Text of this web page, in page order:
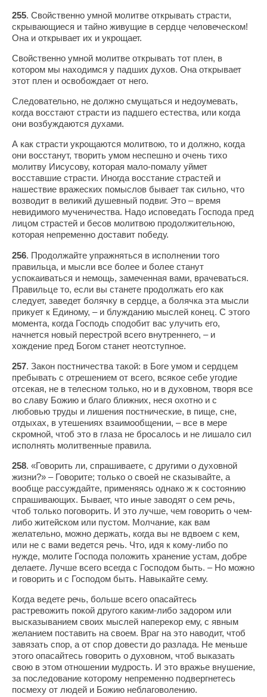
255. Свойственно умной молитве открывать страсти,
скрывающиеся и тайно живущие в сердце человеческом!
Она и открывает их и укрощает.
Свойственно умной молитве открывать тот плен, в
котором мы находимся у падших духов. Она открывает
этот плен и освобождает от него.
Следовательно, не должно смущаться и недоумевать,
когда восстают страсти из падшего естества, или когда
они возбуждаются духами.
А как страсти укрощаются молитвою, то и должно, когда
они восстанут, творить умом неспешно и очень тихо
молитву Иисусову, которая мало-помалу уймет
восставшие страсти. Иногда восстание страстей и
нашествие вражеских помыслов бывает так сильно, что
возводит в великий душевный подвиг. Это – время
невидимого мученичества. Надо исповедать Господа пред
лицом страстей и бесов молитвою продолжительною,
которая непременно доставит победу.
256. Продолжайте упражняться в исполнении того
правильца, и мысли все более и более станут
успокаиваться и немощь, замеченная вами, врачеваться.
Правильце то, если вы станете продолжать его как
следует, заведет болячку в сердце, а болячка эта мысли
прикует к Единому, – и блужданию мыслей конец. С этого
момента, когда Господь сподобит вас улучить его,
начнется новый перестрой всего внутреннего, – и
хождение пред Богом станет неотступное.
257. Закон постничества такой: в Боге умом и сердцем
пребывать с отрешением от всего, всякое себе угодие
отсекая, не в телесном только, но и в духовном, творя все
во славу Божию и благо ближних, неся охотно и с
любовью труды и лишения постнические, в пище, сне,
отдыхах, в утешениях взаимообщении, – все в мере
скромной, чтоб это в глаза не бросалось и не лишало сил
исполнять молитвенные правила.
258. «Говорить ли, спрашиваете, с другими о духовной
жизни?» – Говорите; только о своей не сказывайте, а
вообще рассуждайте, применяясь однако ж к состоянию
спрашивающих. Бывает, что иные заводят о сем речь,
чтоб только поговорить. И это лучше, чем говорить о чем-
либо житейском или пустом. Молчание, как вам
желательно, можно держать, когда вы не вдвоем с кем,
или не с вами ведется речь. Что, идя к кому-либо по
нужде, молите Господа положить хранение устам, добре
делаете. Лучше всего всегда с Господом быть. – Но можно
и говорить и с Господом быть. Навыкайте сему.
Когда ведете речь, больше всего опасайтесь
растревожить покой другого каким-либо задором или
высказыванием своих мыслей наперекор ему, с явным
желанием поставить на своем. Враг на это наводит, чтоб
завязать спор, а от спор довести до разлада. Не меньше
этого опасайтесь говорить о духовном, чтоб выказать
свою в этом отношении мудрость. И это вражье внушение,
за последование которому непременно подвергнетесь
посмеху от людей и Божию неблаговолению.